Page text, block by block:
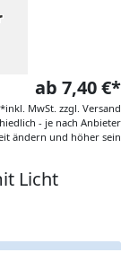
ab 7,40 €*
*inkl. MwSt. zzgl. Versand
- je nach Anbieter
ändern und höher sein
Licht